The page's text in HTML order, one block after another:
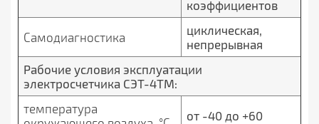
коэффициентов
Самодиагностика
циклическая,
непрерывная
Рабочие условия эксплуатации
электросчетчика СЭТ-4ТМ:
температура
от -40 до +60